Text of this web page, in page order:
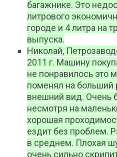
багажнике. Это
литрового
городе и 4 литра на
выпуска.
Николай,
2011 г. Машину
не понравилось это
поменял на больший
внешний вид. Очень
несмотря на
хорошая
ездит без проблем.
в среднем. Плохая
очень сильно